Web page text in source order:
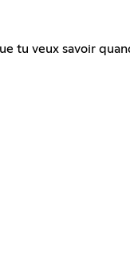
tu veux savoir